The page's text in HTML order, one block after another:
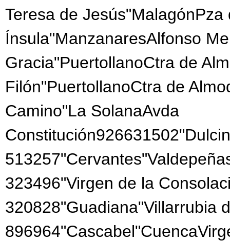
Teresa de
Ínsula"ManzanaresAlfonso
Gracia"PuertollanoCtra de
Filón"PuertollanoCtra de
Camino"La SolanaAvda
323496"Virgen de la
320828"Guadiana"Villarrubia